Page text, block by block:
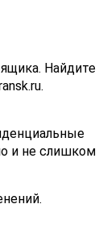
Найдите
и не слишком